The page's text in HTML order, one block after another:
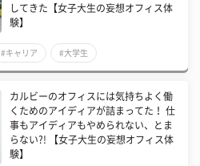
してきた【女子大生の妄想オフィス体
験】
#キャリア #大学生
カルビーのオフィスには気持ちよく働
くためのアイディアが詰まってた！ 仕
事もアイディアもやめられない、とま
らない?! 【女子大生の妄想オフィス体
験】